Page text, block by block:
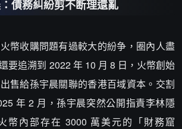
債務糾紛剪不断理還亂
幣收購問題有過較大的紛争，圈內人盡
要追溯到 2022 年 10 月 8 日，火幣創始
售給孫宇晨關聯的香港百域資本。交割
年 2 月，孫宇晨突然公開指責李林隱
幣內部存在 3000 萬美元的「財務窟